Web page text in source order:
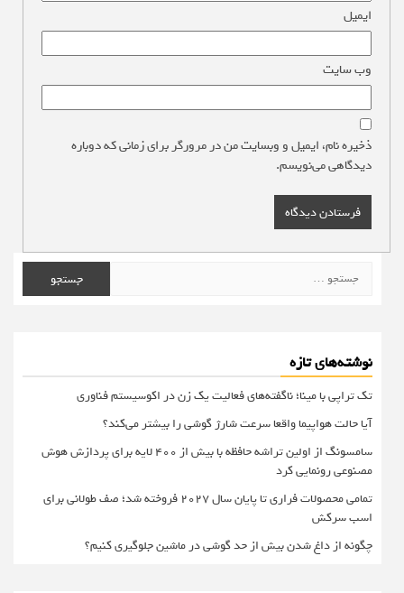
ایمیل
وب‌ سایت
ذخیره نام، ایمیل و وبسایت من در مرورگر برای زمانی که دوباره
دیدگاهی می‌نویسم.
برای:
نوشته‌های تازه
تک تراپی با مینا؛ ناگفته‌های فعالیت یک زن در اکوسیستم فناوری
آیا حالت هواپیما واقعا سرعت شارژ گوشی را بیشتر می‌کند؟
سامسونگ از اولین تراشه حافظه با بیش از ۴۰۰ لایه برای پردازش هوش
مصنوعی رونمایی کرد
تمامی محصولات فراری تا پایان سال ۲۰۲۷ فروخته شد؛ صف طولانی برای
اسب سرکش
چگونه از داغ شدن بیش از حد گوشی در ماشین جلوگیری کنیم؟